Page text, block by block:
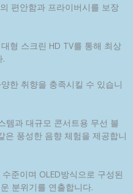
편안함과 프라이버시를 보장
형 스크린 HD TV를 통해 최상
.
한 취향을 충족시킬 수 있습니
템과 대규모 콘서트용 무선 블
은 풍성한 음향 체험을 제공합니
준이며 OLED방식으로 구성된
분위기를 연출합니다.